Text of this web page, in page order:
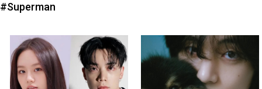
#Superman